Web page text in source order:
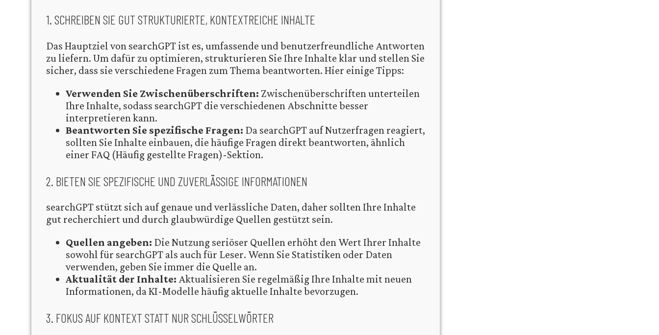
1. SCHREIBEN SIE GUT STRUKTURIERTE, KONTEXTREICHE INHALTE
Das Hauptziel von searchGPT ist es, umfassende und benutzerfreundliche Antworten
zu liefern. Um dafür zu optimieren, strukturieren Sie Ihre Inhalte klar und stellen Sie
sicher, dass sie verschiedene Fragen zum Thema beantworten. Hier einige Tipps:
Verwenden Sie Zwischenüberschriften: Zwischenüberschriften unterteilen
Ihre Inhalte, sodass searchGPT die verschiedenen Abschnitte besser
interpretieren kann.
Beantworten Sie spezifische Fragen: Da searchGPT auf Nutzerfragen reagiert,
sollten Sie Inhalte einbauen, die häufige Fragen direkt beantworten, ähnlich
einer FAQ (Häufig gestellte Fragen)-Sektion.
2. BIETEN SIE SPEZIFISCHE UND ZUVERLÄSSIGE INFORMATIONEN
searchGPT stützt sich auf genaue und verlässliche Daten, daher sollten Ihre Inhalte
gut recherchiert und durch glaubwürdige Quellen gestützt sein.
Quellen angeben: Die Nutzung seriöser Quellen erhöht den Wert Ihrer Inhalte
sowohl für searchGPT als auch für Leser. Wenn Sie Statistiken oder Daten
verwenden, geben Sie immer die Quelle an.
Aktualität der Inhalte: Aktualisieren Sie regelmäßig Ihre Inhalte mit neuen
Informationen, da KI-Modelle häufig aktuelle Inhalte bevorzugen.
3. FOKUS AUF KONTEXT STATT NUR SCHLÜSSELWÖRTER